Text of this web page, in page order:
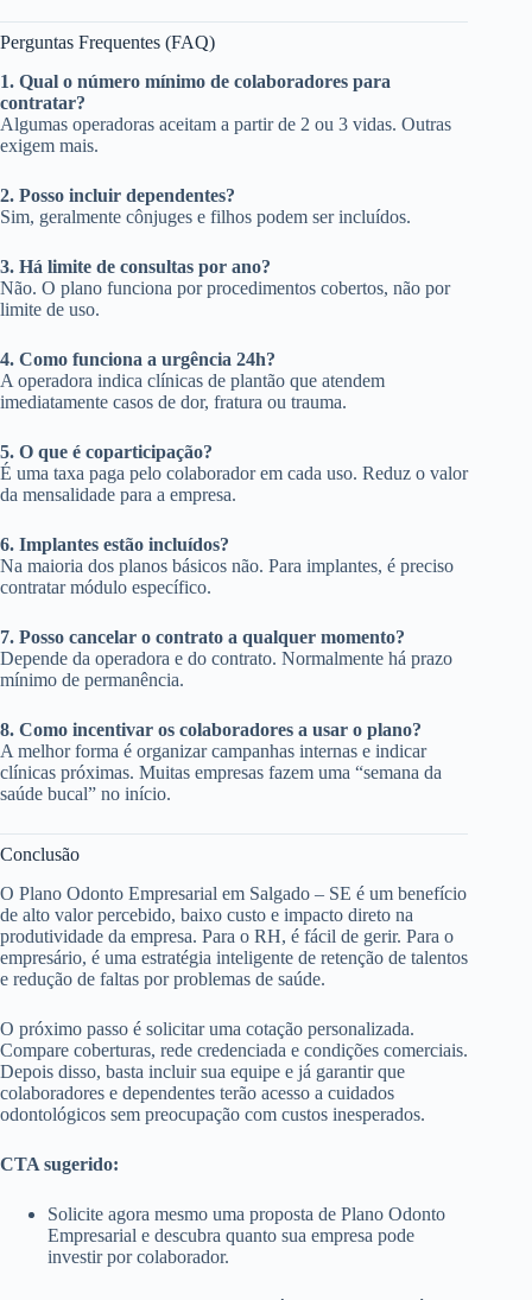
Perguntas Frequentes (FAQ)
1. Qual o número mínimo de colaboradores para
contratar?
Algumas operadoras aceitam a partir de 2 ou 3 vidas. Outras
exigem mais.
2. Posso incluir dependentes?
Sim, geralmente cônjuges e filhos podem ser incluídos.
3. Há limite de consultas por ano?
Não. O plano funciona por procedimentos cobertos, não por
limite de uso.
4. Como funciona a urgência 24h?
A operadora indica clínicas de plantão que atendem
imediatamente casos de dor, fratura ou trauma.
5. O que é coparticipação?
É uma taxa paga pelo colaborador em cada uso. Reduz o valor
da mensalidade para a empresa.
6. Implantes estão incluídos?
Na maioria dos planos básicos não. Para implantes, é preciso
contratar módulo específico.
7. Posso cancelar o contrato a qualquer momento?
Depende da operadora e do contrato. Normalmente há prazo
mínimo de permanência.
8. Como incentivar os colaboradores a usar o plano?
A melhor forma é organizar campanhas internas e indicar
clínicas próximas. Muitas empresas fazem uma “semana da
saúde bucal” no início.
Conclusão
O Plano Odonto Empresarial em Salgado – SE é um benefício
de alto valor percebido, baixo custo e impacto direto na
produtividade da empresa. Para o RH, é fácil de gerir. Para o
empresário, é uma estratégia inteligente de retenção de talentos
e redução de faltas por problemas de saúde.
O próximo passo é solicitar uma cotação personalizada.
Compare coberturas, rede credenciada e condições comerciais.
Depois disso, basta incluir sua equipe e já garantir que
colaboradores e dependentes terão acesso a cuidados
odontológicos sem preocupação com custos inesperados.
CTA sugerido:
Solicite agora mesmo uma proposta de Plano Odonto
Empresarial e descubra quanto sua empresa pode
investir por colaborador.